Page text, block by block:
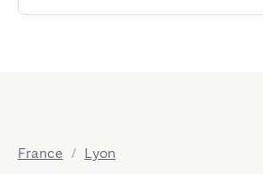
France / Lyon